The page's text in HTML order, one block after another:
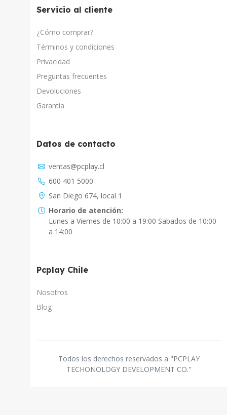
Servicio al cliente
¿Cómo comprar?
Términos y condiciones
Privacidad
Preguntas frecuentes
Devoluciones
Garantía
Datos de contacto
ventas@pcplay.cl
600 401 5000
San Diego 674, local 1
Horario de atención:
Lunes a Viernes de 10:00 a 19:00 Sabados de 10:00
a 14:00
Pcplay Chile
Nosotros
Blog
Todos los derechos reservados a "PCPLAY
TECHONOLOGY DEVELOPMENT CO."
PCPlay Osorno
Hola Soy Paz en que puedo ayudarte